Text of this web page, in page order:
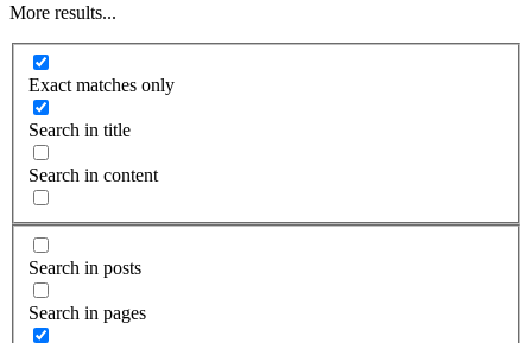
More results...
Exact matches only
Search in title
Search in content
Search in posts
Search in pages